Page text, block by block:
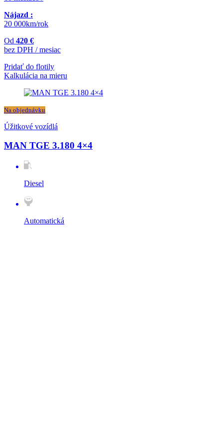
Nájazd :
20 000km/rok
Od 420 €
bez DPH / mesiac
Pridať do flotily
Kalkulácia na mieru
Na objednávku
Úžitkové vozídlá
MAN TGE 3.180 4×4
Diesel
Automatická